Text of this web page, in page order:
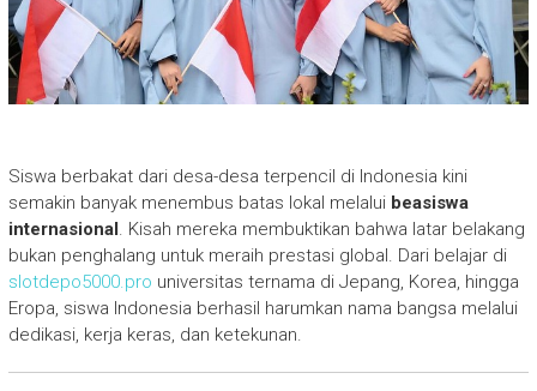
Siswa berbakat dari desa-desa terpencil di Indonesia kini
semakin banyak menembus batas lokal melalui beasiswa
internasional. Kisah mereka membuktikan bahwa latar belakang
bukan penghalang untuk meraih prestasi global. Dari belajar di
slotdepo5000.pro universitas ternama di Jepang, Korea, hingga
Eropa, siswa Indonesia berhasil harumkan nama bangsa melalui
dedikasi, kerja keras, dan ketekunan.